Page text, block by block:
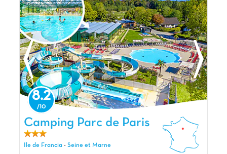
Camping Parc de Paris, Camping Ile de Francia
8.2
Camping Parc de Paris
Ile de Francia - Seine et Marne